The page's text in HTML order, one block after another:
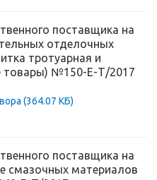
поставщика на
отделочных
тротуарная и
товары) №150-Е-Т/2017
(364.07 КБ)
поставщика на
смазочных материалов